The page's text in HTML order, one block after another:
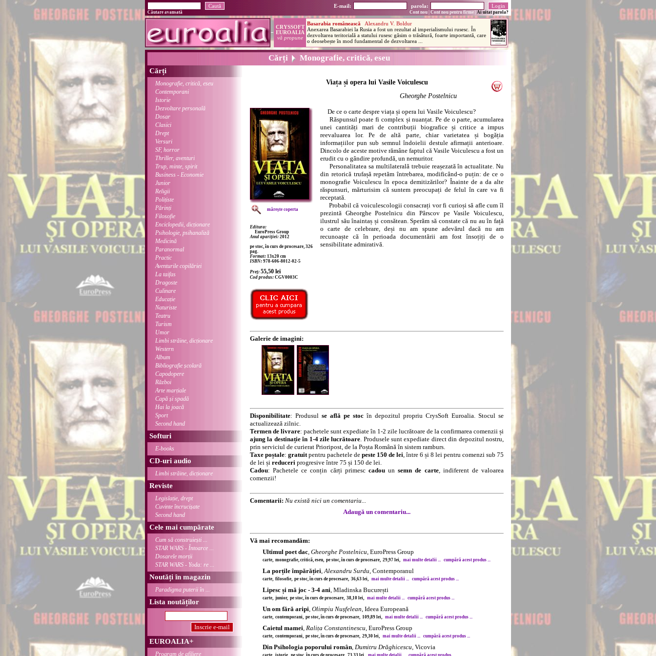
E-mail: parola:
Căutare avansată Cont nou Cont nou pentru firme Ai uitat parola?
Cărți Monografie, critică, eseu
Cărți
Monografie, critică, eseu
Contemporani
Istorie
Dezvoltare personală
Dosar
Clasici
Drept
Versuri
SF, horror
Thriller, aventuri
Trup, minte, spirit
Business - Economie
Junior
Religii
Polițiste
Părinți
Filosofie
Enciclopedii, dicționare
Psihologie, psihanaliză
Medicină
Paranormal
Practic
Aventurile copilăriei
La taifas
Dragoste
Culinare
Educație
Naturiste
Teatru
Turism
Umor
Limbi străine, dicționare
Western
Album
Bibliografie școlară
Capodopere
Război
Arte marțiale
Capă și spadă
Hai la joacă
Sport
Second hand
Softuri
E-books
CD-uri audio
Limbi străine, dicționare
Reviste
Legislație, drept
Cuvinte încrucișate
Second hand
Cele mai cumpărate
Cum să construiești ...
STAR WARS - Întoarce ...
Dosarele morții
STAR WARS - Yoda: re ...
Noutăți în magazin
Paradigma puterii în ...
Lista noutăților
EUROALIA+
Program de afiliere
Viața și opera lui Vasile Voiculescu
Gheorghe Postelnicu
mărește coperta
Editura:
EuroPress Group
Anul apariției: 2012
pe stoc, în curs de procesare, 326
pag.
Format: 13x20 cm
ISBN: 978-606-8012-02-5
Preț: 55,50 lei
Cod produs: CGV0003C
De ce o carte despre viața și opera lui Vasile Voiculescu?
Răspunsul poate fi complex și nuanțat. Pe de o parte, acumularea
unei cantități mari de contribuții biografice și critice a impus
reevaluarea lor. Pe de altă parte, chiar varietatea și bogăția
informațiilor pun sub semnul îndoielii destule afirmații anterioare.
Dincolo de aceste motive rămâne faptul că Vasile Voiculescu a fost un
erudit cu o gândire profundă, un nemuritor.
Personalitatea sa multilaterală trebuie reașezată în actualitate. Nu
din retorică trufașă repetăm întrebarea, modificând-o puțin: de ce o
monografie Voiculescu în epoca demitizărilor? Înainte de a da alte
răspunsuri, mărturisim că suntem preocupați de felul în care va fi
receptată.
Probabil că voiculescologii consacrați vor fi curioși să afle cum îl
prezintă Gheorghe Postelnicu din Pârscov pe Vasile Voiculescu,
ilustrul său înaintaș și consătean. Sperăm să constate că nu au în față
o carte de celebrare, deși nu am spune adevărul dacă nu am
recunoaște că în perioada documentării am fost însoțiți de o
sensibilitate admirativă.
Galerie de imagini:
Disponibilitate: Produsul se află pe stoc în depozitul propriu CrysSoft Euroalia. Stocul se
actualizează zilnic.
Termen de livrare: pachetele sunt expediate în 1-2 zile lucrătoare de la confirmarea comenzii și
ajung la destinație în 1-4 zile lucrătoare. Produsele sunt expediate direct din depozitul nostru,
prin serviciul de curierat Prioripost, de la Poșta Română în sistem ramburs.
Taxe poștale: gratuitpentru pachetele de peste 150 de lei, între 6 și 8 lei pentru comenzi sub 75
de lei și reduceri progresive între 75 și 150 de lei.
Cadou: Pachetele ce conțin cărți primesc cadouunsemn de carte, indiferent de valoarea
comenzii!
Comentarii: Nu există nici un comentariu...
Adaugă un comentariu...
Vă mai recomandăm:
Ultimul poet dac, Gheorghe Postelnicu, EuroPress Group
carte, monografie, critică, eseu, pe stoc, în curs de procesare, 29,97 lei, mai multe detalii ... cumpără acest produs ...
La porțile împărăției,Alexandru Surdu, Contemporanul
carte, filosofie, pe stoc, în curs de procesare, 36,63 lei, mai multe detalii ... cumpără acest produs ...
Lipesc și mă joc - 3-4 ani, Mladinska București
carte, junior, pe stoc, în curs de procesare, 38,10 lei, mai multe detalii ... cumpără acest produs ...
Un om fără aripi, Olimpiu Nușfelean, Ideea Europeană
carte, contemporani, pe stoc, în curs de procesare, 109,89 lei, mai multe detalii ... cumpără acest produs ...
Caietul mamei, Ralița Constantinescu, EuroPress Group
carte, contemporani, pe stoc, în curs de procesare, 29,30 lei, mai multe detalii ... cumpără acest produs ...
Din Psihologia poporului român, Dumitru Drăghicescu, Vicovia
carte, istorie, pe stoc, în curs de procesare, 73,33 lei, mai multe detalii ... cumpără acest produs ...